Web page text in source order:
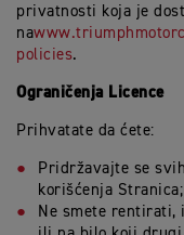
privatnosti koja je
na
policies.
Ograničenja Licence
Prihvatate da ćete:
Pridržavajte se
korišćenja Stranica;
Ne smete rentirati,